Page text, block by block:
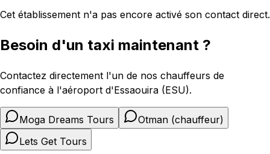
Cet établissement n'a pas encore activé son contact direct.
Besoin d'un taxi maintenant ?
Contactez directement l'un de nos chauffeurs de
confiance à l'aéroport d'Essaouira (ESU).
Moga Dreams Tours
Otman (chauffeur)
Lets Get Tours